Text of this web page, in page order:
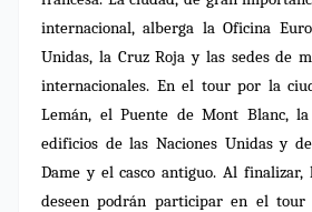
internacional, alberga la Oficina
Unidas, la Cruz Roja y las sedes de
internacionales. En el tour por la
Lemán, el Puente de Mont Blanc,
edificios de las Naciones Unidas y
Dame y el casco antiguo. Al finalizar,
deseen podrán participar en el tour